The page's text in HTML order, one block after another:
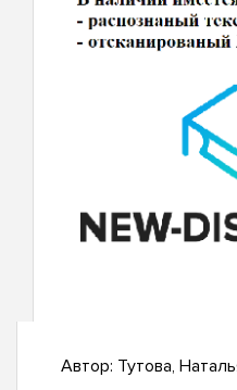
Автор: Тутова,